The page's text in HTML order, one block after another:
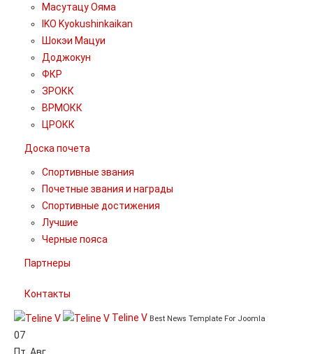
Масутацу Ояма
IKO Kyokushinkaikan
Шокэи Мацуи
Доджокун
ФКР
ЗРОКК
ВРМОКК
ЦРОКК
Доска почета
Спортивные звания
Почетные звания и награды
Спортивные достижения
Лучшие
Черные пояса
Партнеры
Контакты
Teline V Best News Template For Joomla
07